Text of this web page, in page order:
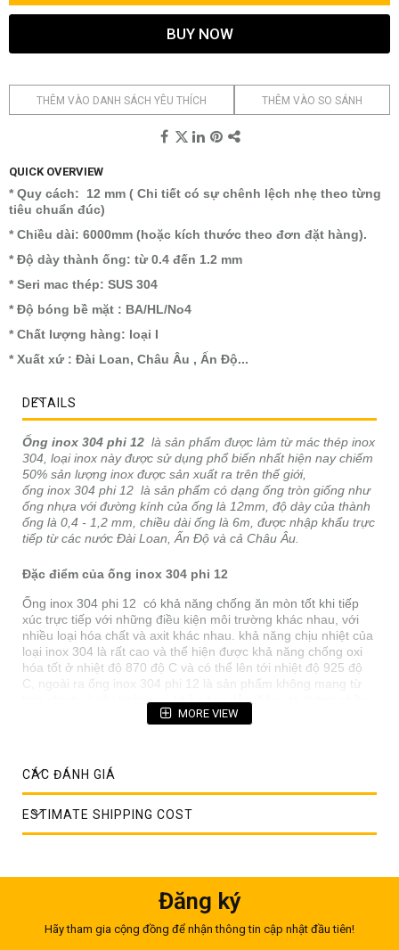
BUY NOW
THÊM VÀO DANH SÁCH YÊU THÍCH THÊM VÀO SO SÁNH
QUICK OVERVIEW
* Quy cách: 12 mm ( Chi tiết có sự chênh lệch nhẹ theo từng
tiêu chuẩn đúc)
* Chiều dài: 6000mm (hoặc kích thước theo đơn đặt hàng).
* Độ dày thành ống: từ 0.4 đến 1.2 mm
* Seri mac thép: SUS 304
* Độ bóng bề mặt : BA/HL/No4
* Chất lượng hàng: loại I
* Xuất xứ : Đài Loan, Châu Âu , Ấn Độ...
DETAILS
Ống inox 304 phi 12 là sản phẩm được làm từ mác thép inox
304, loại inox này được sử dụng phổ biến nhất hiện nay chiếm
50% sản lượng inox được sản xuất ra trên thế giới,
ống inox 304 phi 12 là sản phẩm có dạng ống tròn giống như
ống nhựa với đường kính của ống là 12mm, độ dày của thành
ống là 0,4 - 1,2 mm, chiều dài ống là 6m, được nhập khẩu trực
tiếp từ các nước Đài Loan, Ấn Độ và cả Châu Âu.
Đặc điểm của ống inox 304 phi 12
Ống inox 304 phi 12 có khả năng chống ăn mòn tốt khi tiếp
xúc trực tiếp với những điều kiện môi trường khác nhau, với
nhiều loại hóa chất và axit khác nhau. khả năng chịu nhiệt của
loại inox 304 là rất cao và thể hiện được khả năng chống oxi
hóa tốt ở nhiệt độ 870 độ C và có thể lên tới nhiệt độ 925 độ
C, ngoài ra ống inox 304 phi 12 là sản phẩm không mang từ
tính chính vì vậy không có khả năng dẫn điện, do thành phần
cấu tạo của nó có chứa một lượng lớn nguyên tố Niken. Niken
cho người sử dụng khi tiếp xúc làm việc.
được sử dụng trong các ngành công nghiệp hệ thống
nhưđường ống dẫn khí, dẫn ga, dẫn dung dịch với áp suất
với kích thước ống nhỏ và có bề mặt sáng bóng thì ống inox
304 phi 12 thích hợp làm vật liệu để trang trí ngoại và nội thất.
MORE VIEW
CÁC ĐÁNH GIÁ
ESTIMATE SHIPPING COST
Đăng ký
Hãy tham gia cộng đồng để nhận thông tin cập nhật đầu tiên!